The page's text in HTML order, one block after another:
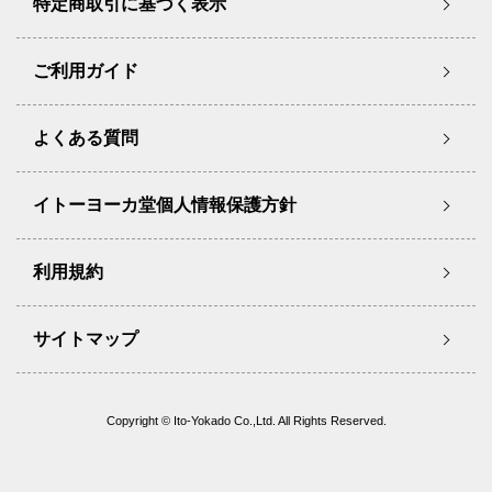
特定商取引に基づく表示
ご利用ガイド
よくある質問
イトーヨーカ堂個人情報保護方針
利用規約
サイトマップ
Copyright © Ito-Yokado Co.,Ltd. All Rights Reserved.